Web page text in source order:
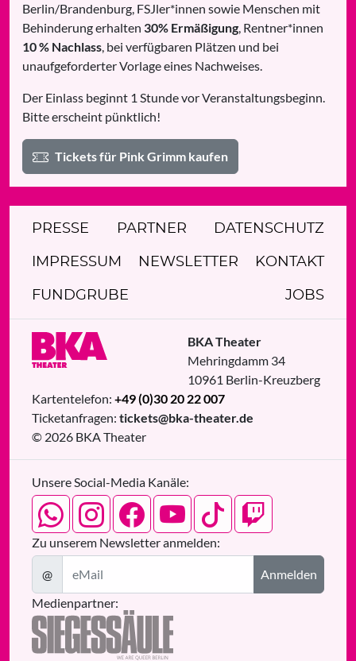
Berlin/Brandenburg, FSJler*innen sowie Menschen mit
Behinderung erhalten 30% Ermäßigung, Rentner*innen
10 % Nachlass, bei verfügbaren Plätzen und bei
unaufgeforderter Vorlage eines Nachweises.
Der Einlass beginnt 1 Stunde vor Veranstaltungsbeginn.
Bitte erscheint pünktlich!
Tickets für Pink Grimm kaufen
PRESSE PARTNER DATENSCHUTZ
IMPRESSUM NEWSLETTER KONTAKT
FUNDGRUBE JOBS
BKA Theater
Mehringdamm 34
10961 Berlin-Kreuzberg
Kartentelefon: +49 (0)30 20 22 007
Ticketanfragen: tickets@bka-theater.de
© 2026 BKA Theater
Unsere Social-Media Kanäle:
Zu unserem Newsletter anmelden:
@
Anmelden
Medienpartner: